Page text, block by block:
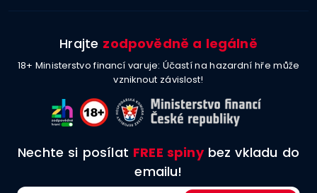
Hrajte zodpovědně a legálně
18+ Ministerstvo financí varuje: Účastí na hazardní hře může
vzniknout závislost!
Nechte si posílat FREE spinybez vkladu do
emailu!